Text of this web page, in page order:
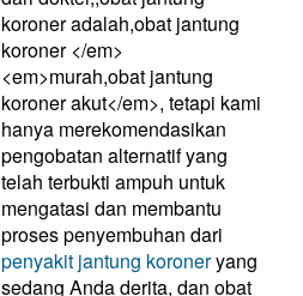
koroner adalah,obat jantung
koroner </em>
<em>murah,obat jantung
koroner akut</em>, tetapi kami
hanya merekomendasikan
pengobatan alternatif yang
telah terbukti ampuh untuk
mengatasi dan membantu
proses penyembuhan dari
penyakit jantung koroneryang
sedang Anda derita, dan obat